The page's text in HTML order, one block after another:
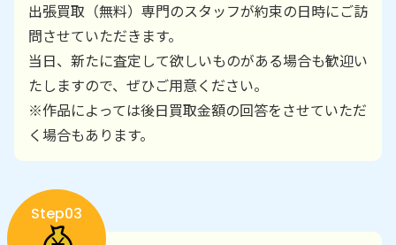
出張買取（無料）専門のスタッフが約束の日時にご訪
問させていただきます。
当日、新たに査定して欲しいものがある場合も歓迎い
たしますので、ぜひご用意ください。
※作品によっては後日買取金額の回答をさせていただ
く場合もあります。
Step03